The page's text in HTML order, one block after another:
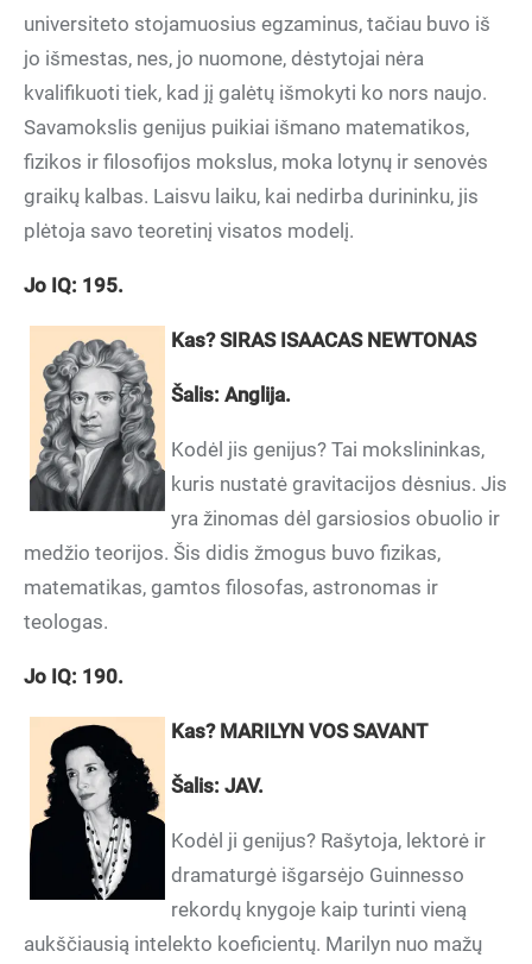
universiteto stojamuosius egzaminus, tačiau buvo iš
jo išmestas, nes, jo nuomone, dėstytojai nėra
kvalifikuoti tiek, kad jį galėtų išmokyti ko nors naujo.
Savamokslis genijus puikiai išmano matematikos,
fizikos ir filosofijos mokslus, moka lotynų ir senovės
graikų kalbas. Laisvu laiku, kai nedirba durininku, jis
plėtoja savo teoretinį visatos modelį.
Jo IQ: 195.
Kas? SIRAS ISAACAS NEWTONAS
Šalis: Anglija.
Kodėl jis genijus? Tai mokslininkas,
kuris nustatė gravitacijos dėsnius. Jis
yra žinomas dėl garsiosios obuolio ir
medžio teorijos. Šis didis žmogus buvo fizikas,
matematikas, gamtos filosofas, astronomas ir
teologas.
Jo IQ: 190.
Kas? MARILYN VOS SAVANT
Šalis: JAV.
Kodėl ji genijus? Rašytoja, lektorė ir
dramaturgė išgarsėjo Guinnesso
rekordų knygoje kaip turinti vieną
aukščiausią intelekto koeficientų. Marilyn nuo mažų